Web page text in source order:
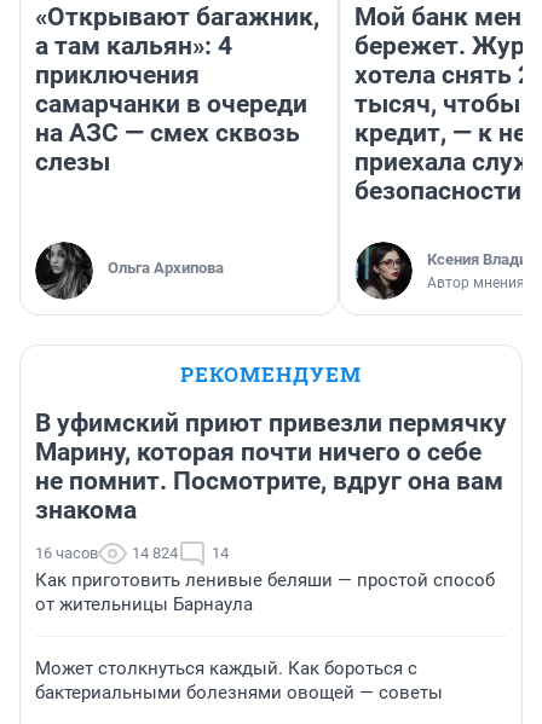
«Открывают багажник,
а там кальян»: 4
приключения
самарчанки в очереди
на АЗС — смех сквозь
слезы
Ольга Архипова
Мой банк меня
бережет.
хотела снять
тысяч, чтобы
кредит, — к
приехала
безопасности
Ксения
Автор мнения
РЕКОМЕНДУЕМ
В уфимский приют привезли пермячку
Марину, которая почти ничего о себе
не помнит. Посмотрите, вдруг она вам
знакома
16 часов 14 824 14
Как приготовить ленивые беляши — простой способ
от жительницы Барнаула
Может столкнуться каждый. Как бороться с
бактериальными болезнями овощей — советы